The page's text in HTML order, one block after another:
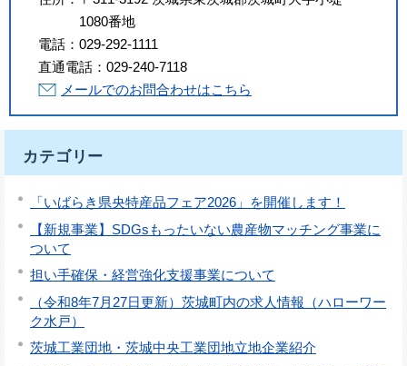
1080番地
電話： 029-292-1111
直通電話： 029-240-7118
メールでのお問合わせはこちら
カテゴリー
「いばらき県央特産品フェア2026」を開催します！
【新規事業】SDGsもったいない農産物マッチング事業に
ついて
担い手確保・経営強化支援事業について
（令和8年7月27日更新）茨城町内の求人情報（ハローワー
ク水戸）
茨城工業団地・茨城中央工業団地立地企業紹介